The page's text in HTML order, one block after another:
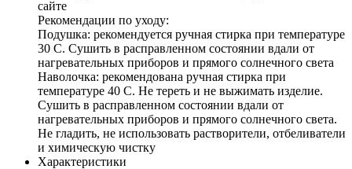
сайте
Рекомендации по уходу:
Подушка: рекомендуется ручная стирка при температуре
30 С. Сушить в расправленном состоянии вдали от
нагревательных приборов и прямого солнечного света
Наволочка: рекомендована ручная стирка при
температуре 40 С. Не тереть и не выжимать изделие.
Сушить в расправленном состоянии вдали от
нагревательных приборов и прямого солнечного света.
Не гладить, не использовать растворители, отбеливатели
и химическую чистку
Характеристики